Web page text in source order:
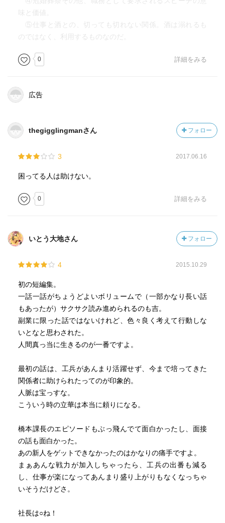
味と価値。
⑤仕事と酒との、切っても切れない関係。酒は溺れるも
のではなく、利用するものなのだ。
0 詳細をみる
広告
thegigglingmanさん フォロー
3 2017.06.16
困ってる人は助けない。
0 詳細をみる
いとう大地さん フォロー
4 2015.10.29
初の短編集。
一話一話がちょうどよいボリュームで（一部かなり長い話
もあったが）サクサク読み進められるのも吉。
副業に限った話ではないけれど、色々良く考えて行動しな
いとなと思わされた。
人間真っ当に生きるのが一番ですよ。
最初の話は、工兵があんまり活躍せず、今まで培ってきた
関係者に助けられたってのが印象的。
人脈は宝っすな。
こういう時の立華は本当に頼りになる。
橋本課長のエピソードもぶっ飛んでて面白かったし、面接
の話も面白かった。
あの新人をゲットできなかったのはかなりの痛手ですよ。
まぁあんな戦力が加入しちゃったら、工兵の出番も減る
し、仕事が楽になってあんまり盛り上がりもなくなっちゃ
いそうだけどさ。
社長は○ね！